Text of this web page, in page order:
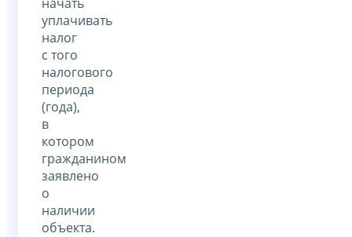
уплачивать
налог
с того
налогового
периода
(года),
в
котором
гражданином
заявлено
о
наличии
объекта.